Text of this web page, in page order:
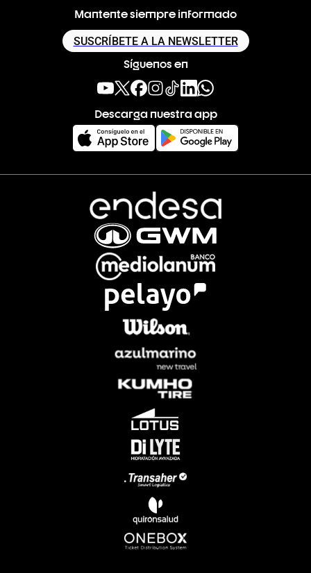
Mantente siempre informado
SUSCRÍBETE A LA NEWSLETTER
Síguenos en
Descarga nuestra app